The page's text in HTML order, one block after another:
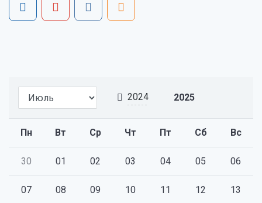
2024 2025
Пн Вт Ср Чт Пт Сб Вс
30 01 02 03 04 05 06
07 08 09 10 11 12 13